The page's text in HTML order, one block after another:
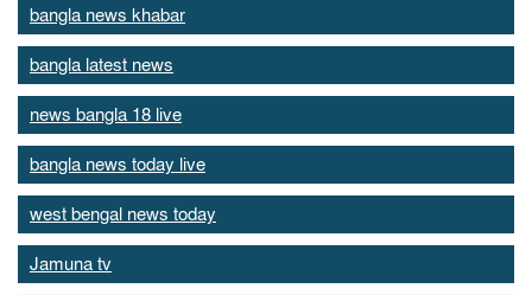
bangla news khabar
bangla latest news
news bangla 18 live
bangla news today live
west bengal news today
Jamuna tv